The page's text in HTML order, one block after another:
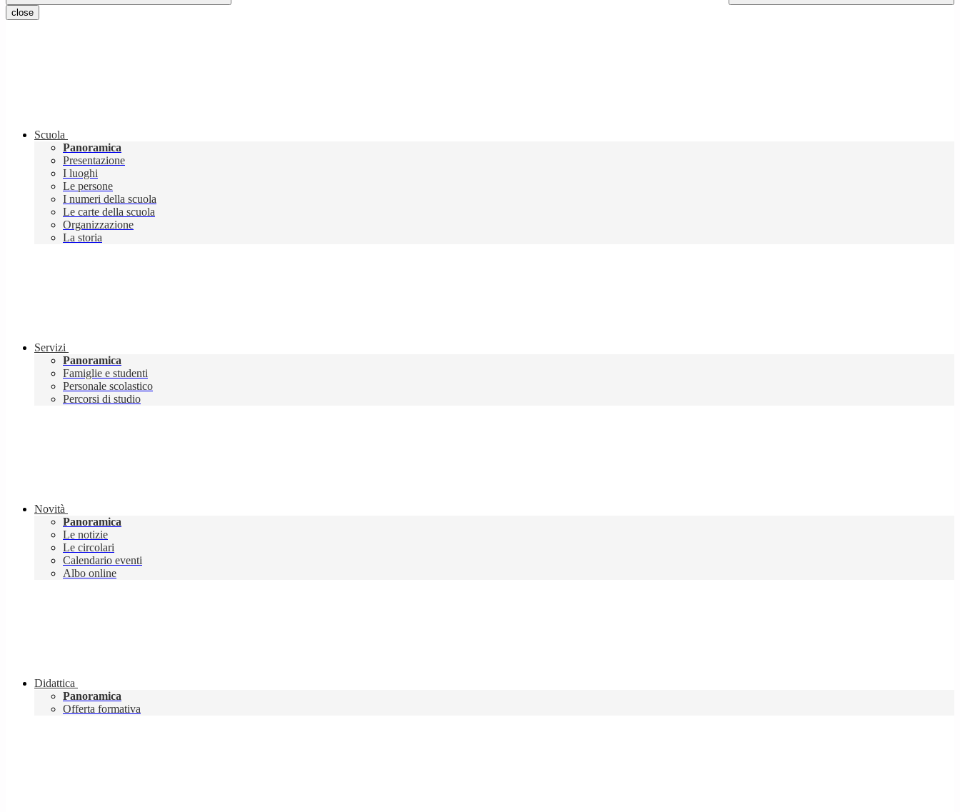
close
Scuola
Panoramica
Presentazione
I luoghi
Le persone
I numeri della scuola
Le carte della scuola
Organizzazione
La storia
Servizi
Panoramica
Famiglie e studenti
Personale scolastico
Percorsi di studio
Novità
Panoramica
Le notizie
Le circolari
Calendario eventi
Albo online
Didattica
Panoramica
Offerta formativa